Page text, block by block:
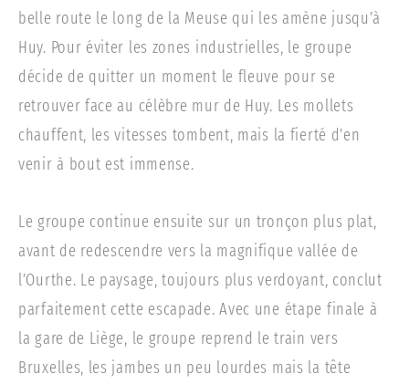
belle route le long de la Meuse qui les amène jusqu’à
Huy. Pour éviter les zones industrielles, le groupe
décide de quitter un moment le fleuve pour se
retrouver face au célèbre mur de Huy. Les mollets
chauffent, les vitesses tombent, mais la fierté d’en
venir à bout est immense.
Le groupe continue ensuite sur un tronçon plus plat,
avant de redescendre vers la magnifique vallée de
l’Ourthe. Le paysage, toujours plus verdoyant, conclut
parfaitement cette escapade. Avec une étape finale à
la gare de Liège, le groupe reprend le train vers
Bruxelles, les jambes un peu lourdes mais la tête